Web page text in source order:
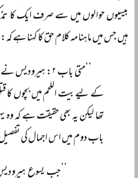
بیسیوں حوالوں میں سے صرف ایک کا
ہیں جس میں ماہنامہ کلام حق کا کہنا ہے کہ:
’’متی باب ۲:
کے لیے بیت اللحم میں بچوں کا
تھا لیکن یہ بھی حقیقت ہے کہ وہ
باب دوم میں اس اجمال کی
’’جب یسوع